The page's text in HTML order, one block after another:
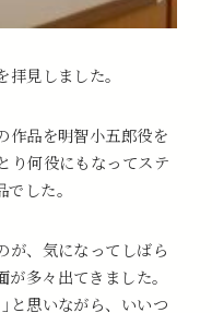
見しました。
作品を明智小五郎役を
り何役にもなってステ
した。
が、気になってしばら
多々出てきました。
と思いながら、いいつ